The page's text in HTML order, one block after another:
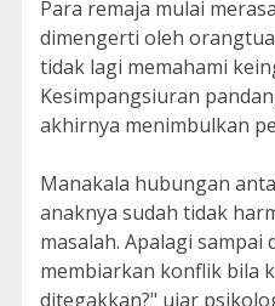
Para remaja mulai
dimengerti oleh
tidak lagi memahami
Kesimpangsiuran
akhirnya menimbulkan
Manakala hubungan
anaknya sudah tidak
masalah. Apalagi sampai
membiarkan konflik bila
ditegakkan?" ujar